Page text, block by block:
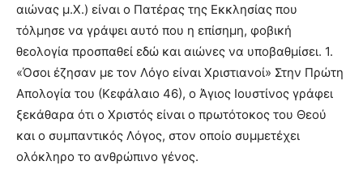
αιώνας μ.Χ.) είναι ο Πατέρας της Εκκλησίας που
τόλμησε να γράψει αυτό που η επίσημη, φοβική
θεολογία προσπαθεί εδώ και αιώνες να υποβαθμίσει. 1.
«Όσοι έζησαν με τον Λόγο είναι Χριστιανοί» Στην Πρώτη
Απολογία του (Κεφάλαιο 46), ο Άγιος Ιουστίνος γράφει
ξεκάθαρα ότι ο Χριστός είναι ο πρωτότοκος του Θεού
και ο συμπαντικός Λόγος, στον οποίο συμμετέχει
ολόκληρο το ανθρώπινο γένος.